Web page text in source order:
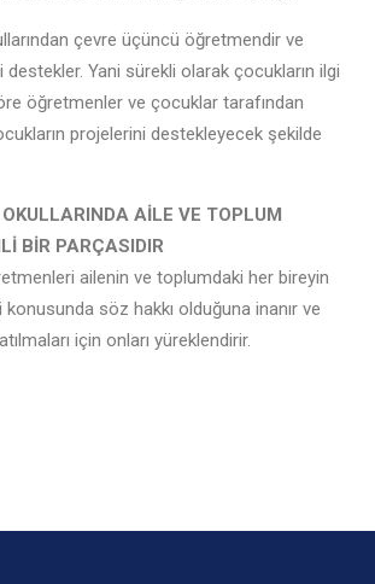
çevre üçüncü öğretmendir ve
Yani sürekli olarak çocukların ilgi
öğretmenler ve çocuklar tarafından
projelerini destekleyecek şekilde
AİLE VE TOPLUM
BİR PARÇASIDIR
ailenin ve toplumdaki her bireyin
söz hakkı olduğuna inanır ve
için onları yüreklendirir.